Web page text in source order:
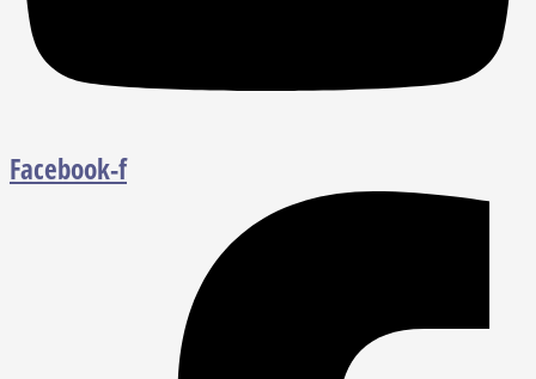
Facebook-f